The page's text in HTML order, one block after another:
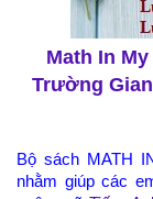
Math In
Trường
Bộ sách MATH
nhằm giúp các